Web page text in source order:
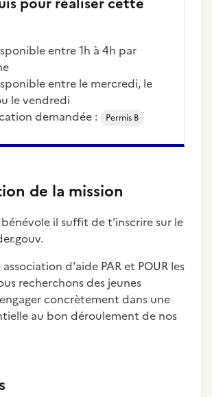
le vendredi
demandée :
Permis B
de la mission
il suffit de t'inscrire sur le
d'aide PAR et POUR les
recherchons des jeunes
concrètement dans une
au bon déroulement de nos